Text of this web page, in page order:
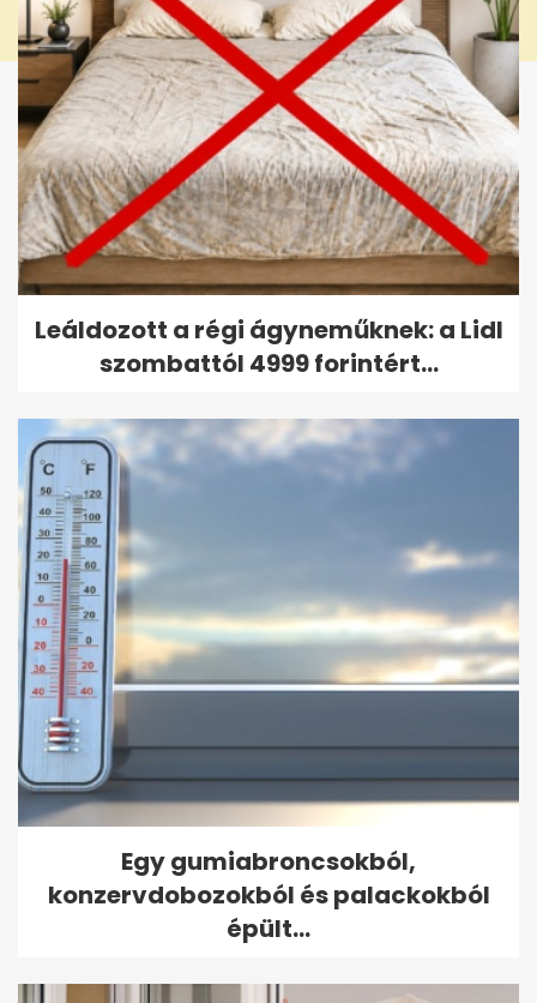
Leáldozott a régi ágyneműknek: a Lidl
szombattól 4999 forintért...
Egy gumiabroncsokból,
konzervdobozokból és palackokból
épült...